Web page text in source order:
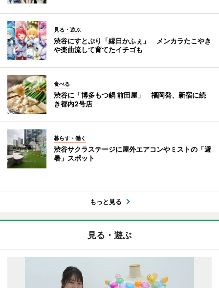
見る・遊ぶ
渋谷にすとぷり「縁日かふぇ」 メンカラたこやき
や楽曲流して育てたイチゴも
食べる
渋谷に「博多もつ鍋 前田屋」 福岡発、新宿に続
き都内2号店
暮らす・働く
渋谷サクラステージに屋外エアコンやミストの「避
暑」スポット
もっと見る
見る・遊ぶ